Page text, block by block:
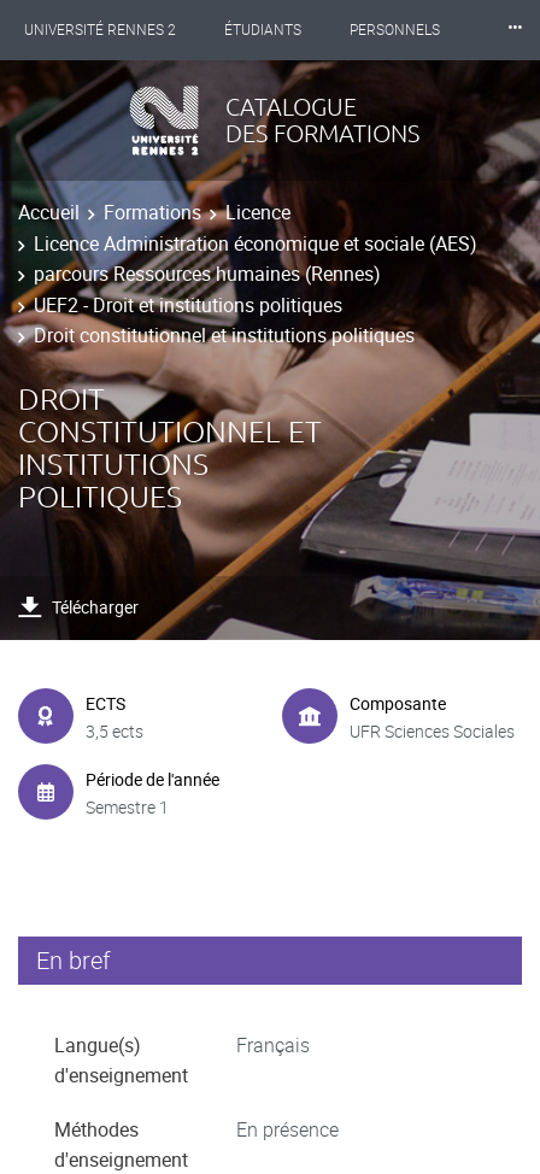
UNIVERSITÉ RENNES 2 ÉTUDIANTS PERSONNELS
INTERNATIONAL PROFESSIONNELS
LES NOUVELLES DE RENNES 2
⸱⸱⸱
CATALOGUE
DES FORMATIONS
Accueil Formations
Licence
Licence Administration économique et sociale (AES)
parcours Ressources humaines (Rennes)
UEF2 - Droit et institutions politiques
Droit constitutionnel et institutions politiques
DROIT
CONSTITUTIONNEL ET
INSTITUTIONS
POLITIQUES
Télécharger
ECTS
3,5 ects
Composante
UFR Sciences Sociales
Période de l'année
Semestre 1
En bref
Langue(s)
d'enseignement
Français
Méthodes
d'enseignement
En présence